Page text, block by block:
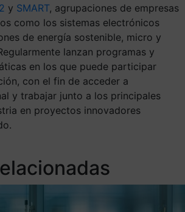
y SMART, agrupaciones de empresas
como los sistemas electrónicos
de energía sostenible, micro y
lanzan programas y
en los que puede participar
con el fin de acceder a
y trabajar junto a los principales
en proyectos innovadores